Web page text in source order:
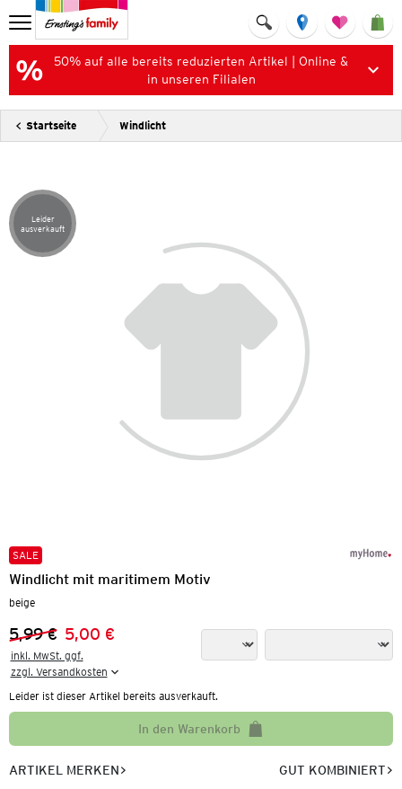
50% auf alle bereits reduzierten Artikel | Online &
in unseren Filialen
Startseite Windlicht
Artikel leider ausverkauft
Leider
ausverkauft
SALE
Windlicht mit maritimem Motiv
beige
Vorheriger Preis:
5,99 €
Neuer Preis:
5,00 €
inkl. MwSt. ggf.
zzgl. Versandkosten
Leider ist dieser Artikel bereits ausverkauft.
In den Warenkorb
ARTIKEL MERKEN GUT KOMBINIERT